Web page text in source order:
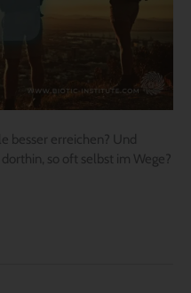
besser erreichen? Und
so oft selbst im Wege?